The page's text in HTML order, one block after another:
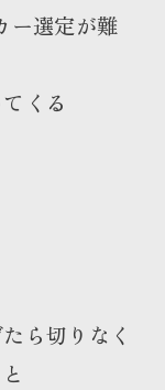
選定が難
くる
ら切りなく